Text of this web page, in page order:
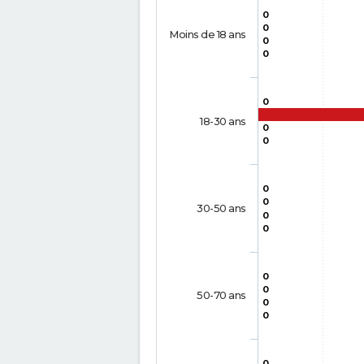
0
0
0
0
0
0
0
0
0
0
0
0
0
0
0
Moins de 18 ans
18-30 ans
30-50 ans
50-70 ans